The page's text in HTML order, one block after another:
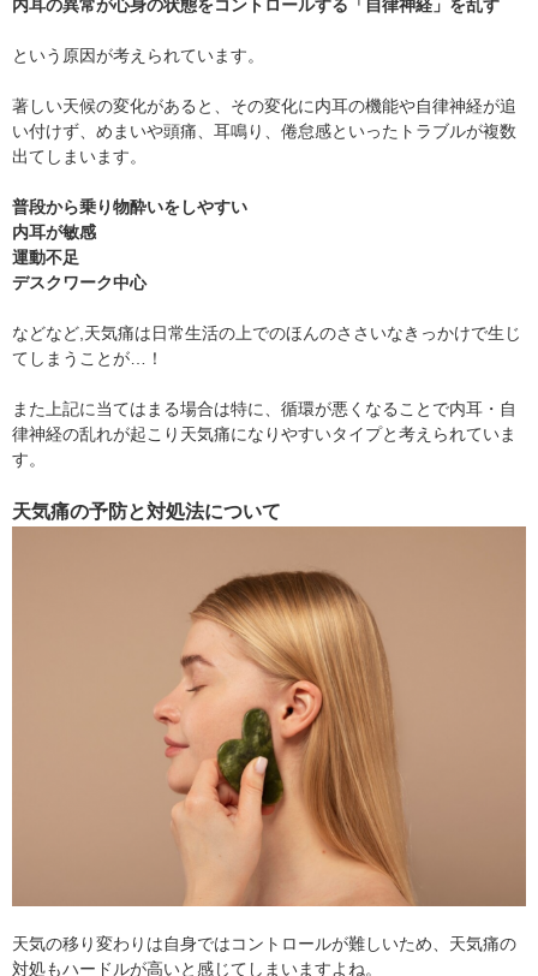
内耳の異常が心身の状態をコントロールする「自律神経」を乱す
という原因が考えられています。
著しい天候の変化があると、その変化に内耳の機能や自律神経が追
い付けず、めまいや頭痛、耳鳴り、倦怠感といったトラブルが複数
出てしまいます。
普段から乗り物酔いをしやすい
内耳が敏感
運動不足
デスクワーク中心
などなど,天気痛は日常生活の上でのほんのささいなきっかけで生じ
てしまうことが…！
また上記に当てはまる場合は特に、循環が悪くなることで内耳・自
律神経の乱れが起こり天気痛になりやすいタイプと考えられていま
す。
天気痛の予防と対処法について
天気の移り変わりは自身ではコントロールが難しいため、天気痛の
対処もハードルが高いと感じてしまいますよね。